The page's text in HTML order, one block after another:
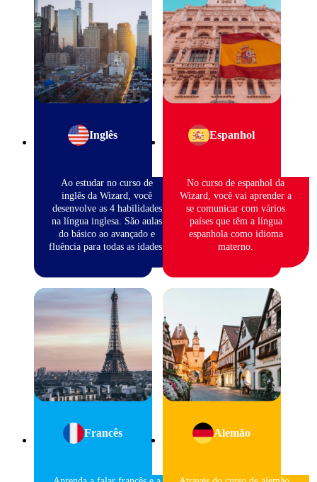
Inglês
Ao estudar no curso de
inglês da Wizard, você
desenvolve as 4 habilidades
na língua inglesa. São aulas
do básico ao avançado e
fluência para todas as idades.
Espanhol
No curso de espanhol da
Wizard, você vai aprender a
se comunicar com vários
países que têm a língua
espanhola como idioma
materno.
Francês Alemão